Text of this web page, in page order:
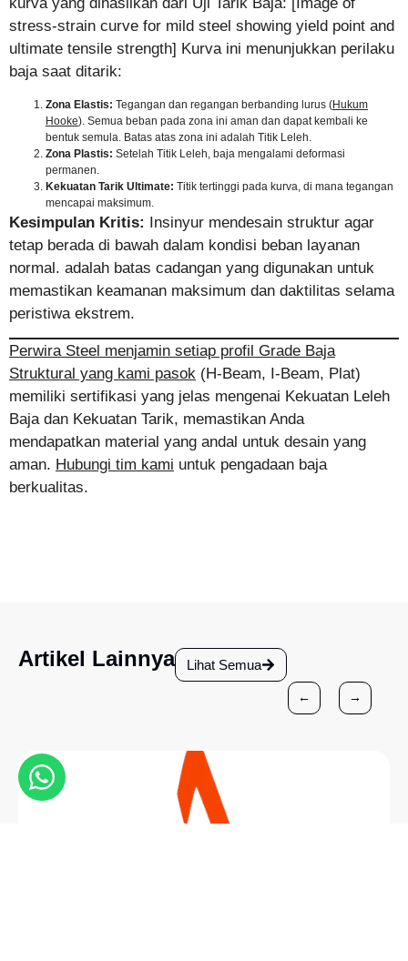
stress-strain curve for mild steel showing yield point and
ultimate tensile strength] Kurva ini menunjukkan perilaku
baja saat ditarik:
Zona Elastis: Tegangan dan regangan berbanding lurus (Hukum
Hooke). Semua beban pada zona ini aman dan dapat kembali ke
bentuk semula. Batas atas zona ini adalah Titik Leleh.
Zona Plastis: Setelah Titik Leleh, baja mengalami deformasi
permanen.
Kekuatan Tarik Ultimate: Titik tertinggi pada kurva, di mana tegangan
mencapai maksimum.
Kesimpulan Kritis: Insinyur mendesain struktur agar
tetap berada di bawah dalam kondisi beban layanan
normal. adalah batas cadangan yang digunakan untuk
memastikan keamanan maksimum dan daktilitas selama
peristiwa ekstrem.
Perwira Steel menjamin setiap profil Grade Baja
Struktural yang kami pasok (H-Beam, I-Beam, Plat)
memiliki sertifikasi yang jelas mengenai Kekuatan Leleh
Baja dan Kekuatan Tarik, memastikan Anda
mendapatkan material yang andal untuk desain yang
aman. Hubungi tim kami untuk pengadaan baja
berkualitas.
Artikel Lainnya Lihat Semua